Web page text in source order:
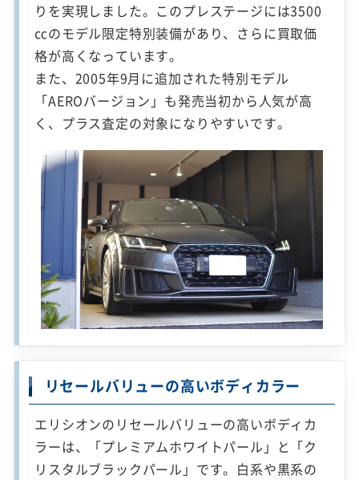
りを実現しました。このプレステージには3500
㏄のモデル限定特別装備があり、さらに買取価
格が高くなっています。
また、2005年9月に追加された特別モデル
「AEROバージョン」も発売当初から人気が高
く、プラス査定の対象になりやすいです。
リセールバリューの高いボディカラー
エリシオンのリセールバリューの高いボディカ
ラーは、「プレミアムホワイトパール」と「ク
リスタルブラックパール」です。白系や黒系の